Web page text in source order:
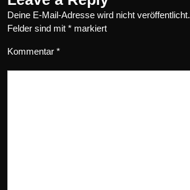
Deine E-Mail-Adresse wird nicht veröffentlicht.
Felder sind mit * markiert
Kommentar *